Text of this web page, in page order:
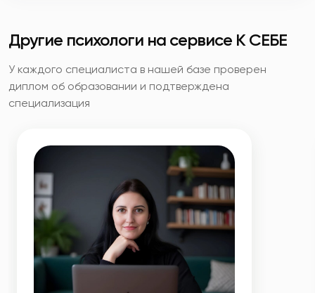
Другие психологи на сервисе К СЕБЕ
У каждого специалиста в нашей базе проверен
диплом об образовании и подтверждена
специализация